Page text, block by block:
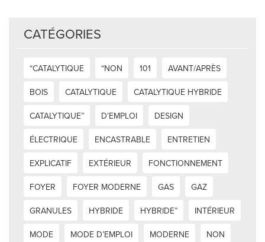
CATÉGORIES
“CATALYTIQUE “NON 101
AVANT/APRÈS
BOIS
CATALYTIQUE
CATALYTIQUE HYBRIDE
CATALYTIQUE”
D’EMPLOI
DESIGN
ÉLECTRIQUE
ENCASTRABLE
ENTRETIEN
EXPLICATIF
EXTÉRIEUR
FONCTIONNEMENT
FOYER
FOYER MODERNE GAS
GAZ
GRANULES
HYBRIDE HYBRIDE”
INTÉRIEUR
MODE
MODE D’EMPLOI MODERNE
NON